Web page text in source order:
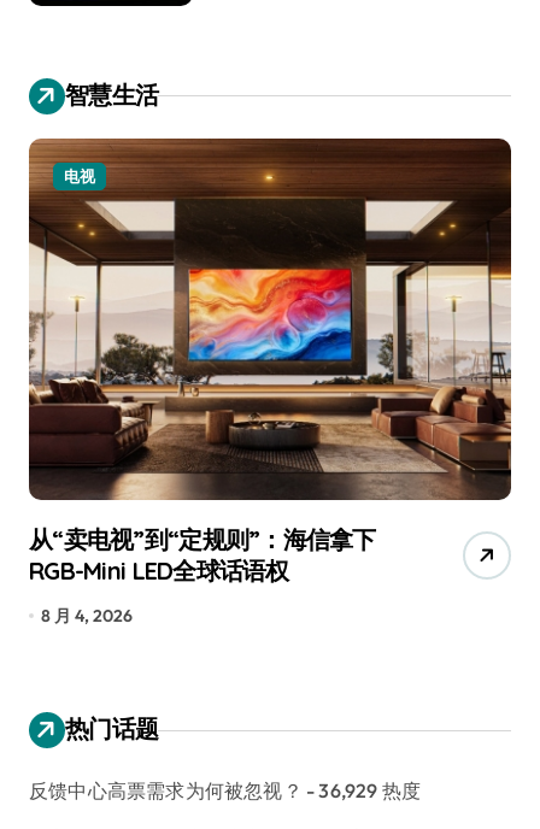
智慧生活
电视
从“卖电视”到“定规则”：海信拿下
RGB-Mini LED全球话语权
8 月 4, 2026
热门话题
反馈中心高票需求为何被忽视？ - 36,929 热度